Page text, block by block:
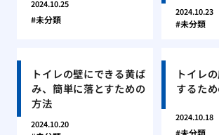
2024.10.25
未分類
2024.10.23
未分類
トイレの壁にできる黄ば
み、簡単に落とすための
方法
2024.10.20
トイレ
するた
2024.10.18
未分類